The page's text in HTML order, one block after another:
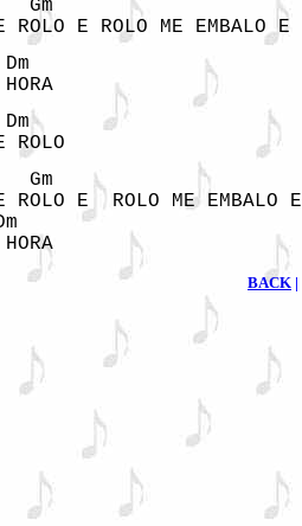
Gm
E ROLO ME EMBALO E
Dm
Dm
ROLO
Gm
E  ROLO ME EMBALO
BACK |